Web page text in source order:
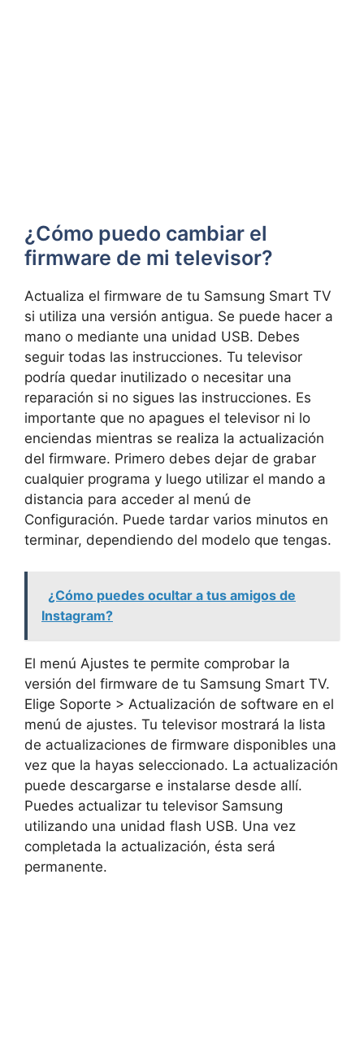
¿Cómo puedo cambiar el
firmware de mi televisor?
Actualiza el firmware de tu Samsung Smart TV
si utiliza una versión antigua. Se puede hacer a
mano o mediante una unidad USB. Debes
seguir todas las instrucciones. Tu televisor
podría quedar inutilizado o necesitar una
reparación si no sigues las instrucciones. Es
importante que no apagues el televisor ni lo
enciendas mientras se realiza la actualización
del firmware. Primero debes dejar de grabar
cualquier programa y luego utilizar el mando a
distancia para acceder al menú de
Configuración. Puede tardar varios minutos en
terminar, dependiendo del modelo que tengas.
¿Cómo puedes ocultar a tus amigos de
Instagram?
El menú Ajustes te permite comprobar la
versión del firmware de tu Samsung Smart TV.
Elige Soporte > Actualización de software en el
menú de ajustes. Tu televisor mostrará la lista
de actualizaciones de firmware disponibles una
vez que la hayas seleccionado. La actualización
puede descargarse e instalarse desde allí.
Puedes actualizar tu televisor Samsung
utilizando una unidad flash USB. Una vez
completada la actualización, ésta será
permanente.